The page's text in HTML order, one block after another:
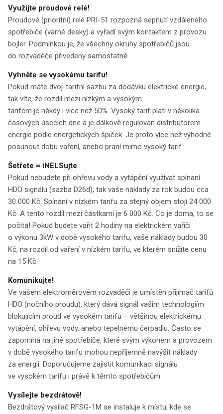
Využijte proudové relé!
Proudové (prioritní) relé PRI-51 rozpozná sepnutí vzdáleného
spotřebiče (varné desky) a vyřadí svým kontaktem z provozu
bojler. Podmínkou je, že všechny okruhy spotřebičů jsou
do rozvaděče přivedeny samostatně.
Vyhněte se vysokému tarifu!
Pokud máte dvoj-tarifní sazbu za dodávku elektrické energie,
tak víte, že rozdíl mezi nízkým a vysokým
tarifem je někdy i více než 50%. Vysoký tarif platí v několika
časových úsecích dne a je dálkově regulován distributorem
energie podle energetických špiček. Je proto více než výhodné
posunout dobu vaření, anebo praní mimo vysoký tarif.
Šetřete = iNELSujte
Pokud nebudete při ohřevu vody a vytápění využívat spínaní
HDO signálu (sazba D26d), tak vaše náklady za rok budou cca
30 000 Kč. Spínání v nízkém tarifu za stejný objem stojí 24 000
Kč. A tento rozdíl mezi částkami je 6 000 Kč. Co je doma, to se
počítá! Pokud budete vařit 2 hodiny na elektrickém vařiči
o výkonu 3kW v době vysokého tarifu, vaše náklady budou 30
Kč, na rozdíl od vaření v nízkém tarifu, ve kterém snížíte cenu
na 15 Kč.
Komunikujte!
Ve vašem elektroměrovém rozvaděči je umístěn přijímač tarifů
HDO (nočního proudu), který dává signál vašim technologiím
blokujícím proud ve vysokém tarifu – většinou elektrickému
vytápění, ohřevu vody, anebo tepelnému čerpadlu. Často se
zapomíná na jiné spotřebiče, které svým výkonem a provozem
v době vysokého tarifu mohou nepříjemně navýšit náklady
za energii. Doporučujeme zajistit komunikaci signálu
ve vysokém tarifu i právě k těmto spotřebičům.
Vysílejte bezdrátově!
Bezdrátový vysílač RFSG-1M se instaluje k místu, kde se